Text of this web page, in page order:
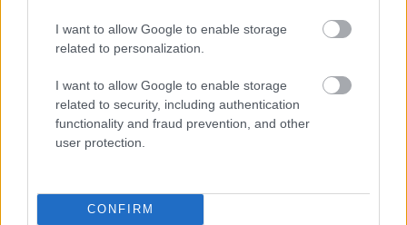
I want to allow Google to enable storage
related to personalization.
I want to allow Google to enable storage
related to security, including authentication
functionality and fraud prevention, and other
user protection.
CONFIRM
nagyközönség elé a legfrissebb kollekcióját a Patou.
A patinás francia divatház 2023-as tavaszi ready-to-
évszakok kényelmes és túlméretezett formái után
végre láthattunk derekat hangsúlyozó,…